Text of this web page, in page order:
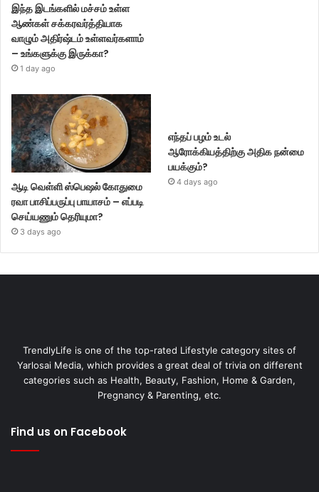
இந்த இடங்களில் மச்சம் உள்ள
ஆண்கள் சக்கரவர்த்தியாக
வாழும் அதிர்ஷ்டம் உள்ளவர்களாம்
– உங்களுக்கு இருக்கா?
1 day ago
ஆடி வெள்ளி ஸ்பெஷல் கோதுமை
ரவா பாசிப்பருப்பு பாயாசம் – எப்படி
செய்யணும் தெரியுமா?
3 days ago
எந்தப் பழம் உடல்
ஆரோக்கியத்திற்கு அதிக நன்மை
பயக்கும்?
4 days ago
TrendlyLife is one of the top-rated Lifestyle category sites of
Yarlosai Media, which provides a great deal of trivia on different
categories such as Health, Beauty, Fashion, Home & Garden,
Pregnancy & Parenting, etc.
Find us on Facebook